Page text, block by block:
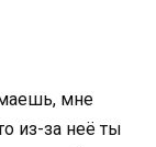
мне
из-за неё ты